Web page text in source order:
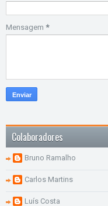
Mensagem *
Colaboradores
Bruno Ramalho
Carlos Martins
Luís Costa